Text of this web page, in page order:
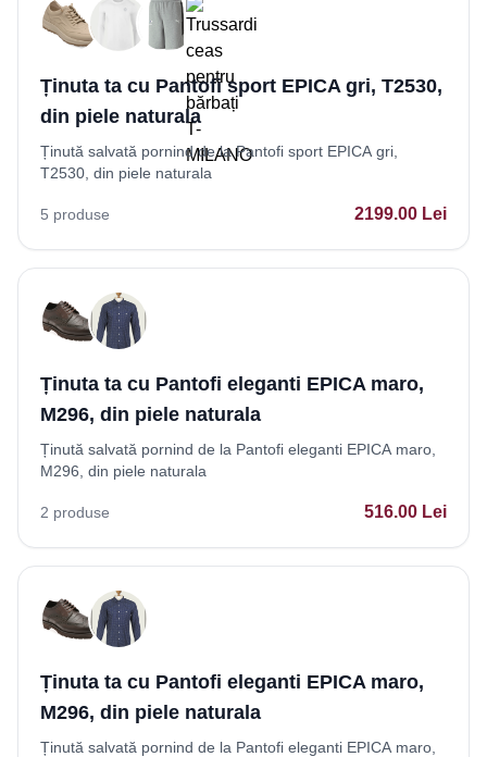
Ținuta ta cu Pantofi sport EPICA gri, T2530,
din piele naturala
Ținută salvată pornind de la Pantofi sport EPICA gri,
T2530, din piele naturala
5 produse 2199.00 Lei
Ținuta ta cu Pantofi eleganti EPICA maro,
M296, din piele naturala
Ținută salvată pornind de la Pantofi eleganti EPICA maro,
M296, din piele naturala
2 produse 516.00 Lei
Ținuta ta cu Pantofi eleganti EPICA maro,
M296, din piele naturala
Ținută salvată pornind de la Pantofi eleganti EPICA maro,